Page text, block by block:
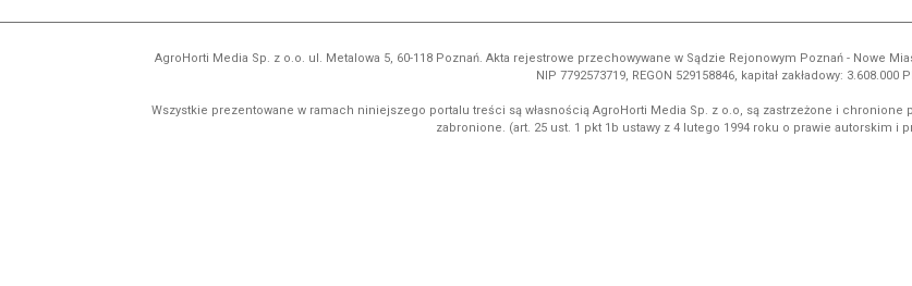
AgroHorti Media Sp. z o.o. ul. Metalowa 5, 60-118 Poznań. Akta rejestrowe przechowywane w Sądzie Rejonowym Poznań - Nowe
NIP 7792573719, REGON 529158846, kapitał zakładowy: 3.608.000
Wszystkie prezentowane w ramach niniejszego portalu treści są własnością AgroHorti Media Sp. z o.o, są zastrzeżone i
zabronione. (art. 25 ust. 1 pkt 1b ustawy z 4 lutego 1994 roku o prawie autorskim i